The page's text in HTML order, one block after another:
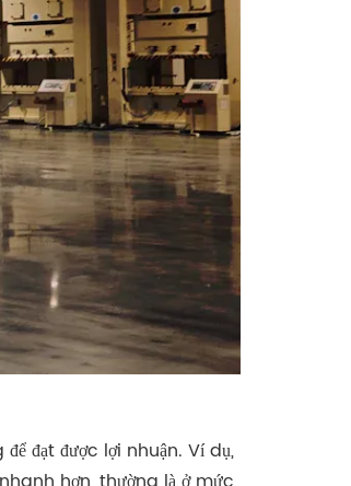
đạt được lợi nhuận. Ví dụ,